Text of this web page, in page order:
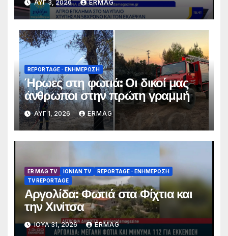
Συνελήφθησαν 2 άτομα
ΑΥΓ 3, 2026 ERMAG
REPORTAGE - EΝΗΜΈΡΩΣΗ
Ήρωες στη φωτιά: Οι δικοί μας
άνθρωποι στην πρώτη γραμμή
ΑΥΓ 1, 2026 ERMAG
ER MAG TV IONIAN TV
REPORTAGE - EΝΗΜΈΡΩΣΗ
TV REPORTAGE
Αργολίδα: Φωτιά στα Φίχτια και
την Χινίτσα
ΙΟΎΛ 31, 2026 ERMAG